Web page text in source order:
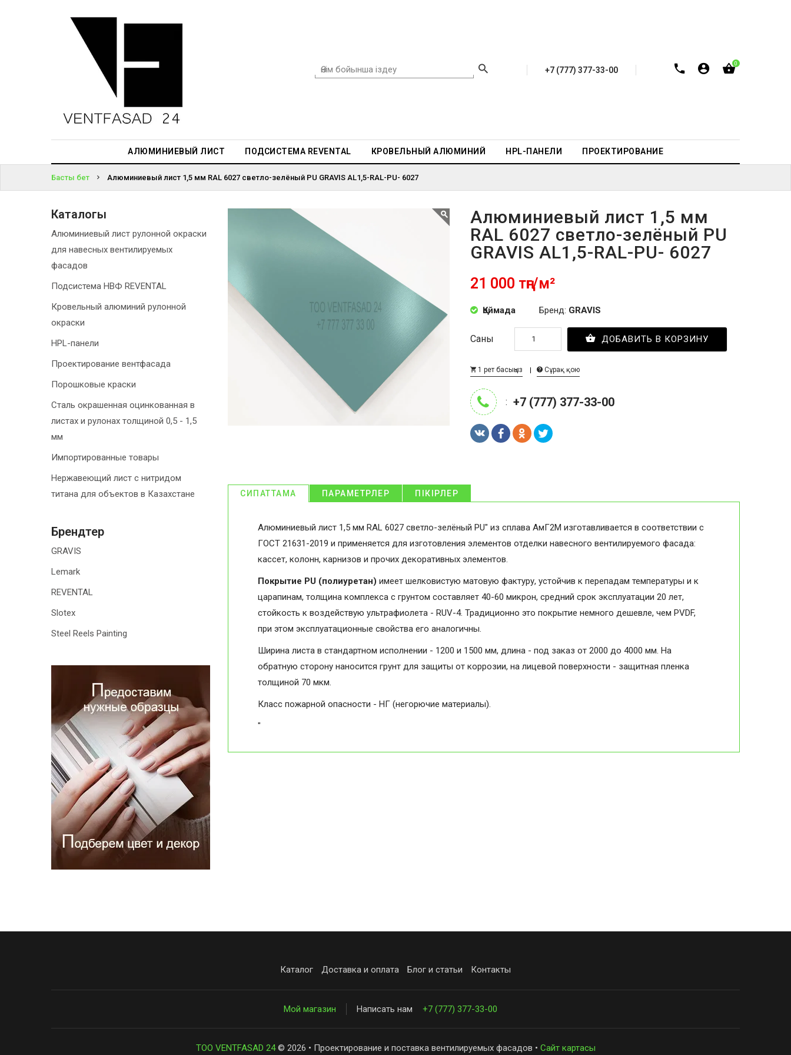
+7 (777) 377-33-00
0
АЛЮМИНИЕВЫЙ ЛИСТ ПОДСИСТЕМА REVENTAL КРОВЕЛЬНЫЙ АЛЮМИНИЙ HPL-ПАНЕЛИ ПРОЕКТИРОВАНИЕ
АЛЮМИНИЕВЫЙ
ПРОЕКТИРОВАНИЕ
КІРІҢІЗ
ПАРОЛЬДІ
БА?
Басты бет Алюминиевый лист 1,5 мм RAL 6027 светло-зелёный PU GRAVIS AL1,5-RAL-PU- 6027
Алюминиевый лист 1,5 мм
RAL 6027 светло-зелёный PU
GRAVIS AL1,5-RAL-PU- 6027
21 000 тңг/м²
Қоймада Бренд: GRAVIS
Саны ДОБАВИТЬ В КОРЗИНУ
1 рет басыңыз Сұрақ қою
: +7 (777) 377-33-00
СИПАТТАМА ПАРАМЕТРЛЕР ПІКІРЛЕР
Алюминиевый лист 1,5 мм RAL 6027 светло-зелёный PU" из сплава АмГ2М изготавливается в соответствии с
ГОСТ 21631-2019 и применяется для изготовления элементов отделки навесного вентилируемого фасада:
кассет, колонн, карнизов и прочих декоративных элементов.
Покрытие PU (полиуретан) имеет шелковистую матовую фактуру, устойчив к перепадам температуры и к
царапинам, толщина комплекса с грунтом составляет 40-60 микрон, средний срок эксплуатации 20 лет,
стойкость к воздействую ультрафиолета - RUV-4. Традиционно это покрытие немного дешевле, чем PVDF,
при этом эксплуатационные свойства его аналогичны.
Ширина листа в стандартном исполнении - 1200 и 1500 мм, длина - под заказ от 2000 до 4000 мм. На
обратную сторону наносится грунт для защиты от коррозии, на лицевой поверхности - защитная пленка
толщиной 70 мкм.
Класс пожарной опасности - НГ (негорючие материалы).
"
Каталогы
Алюминиевый лист рулонной окраски
для навесных вентилируемых
фасадов
Подсистема НВФ REVENTAL
Кровельный алюминий рулонной
окраски
HPL-панели
Проектирование вентфасада
Порошковые краски
Сталь окрашенная оцинкованная в
листах и рулонах толщиной 0,5 - 1,5
мм
Импортированные товары
Нержавеющий лист с нитридом
титана для объектов в Казахстане
Брендтер
GRAVIS
Lemark
REVENTAL
Slotex
Steel Reels Painting
Каталог Доставка и оплата Блог и статьи Контакты
Мой магазин Написать нам +7 (777) 377-33-00
ТОО VENTFASAD 24© 2026 • Проектирование и поставка вентилируемых фасадов • Сайт картасы